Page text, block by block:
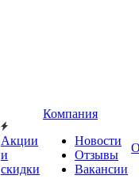
Акции
и
скидки
Компания
Новости
Отзывы
Вакансии